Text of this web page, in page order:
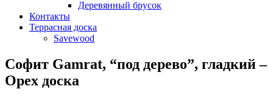
Деревянный брусок
Контакты
Террасная доска
Savewood
Софит Gamrat, “под дерево”, гладкий –
Орех доска